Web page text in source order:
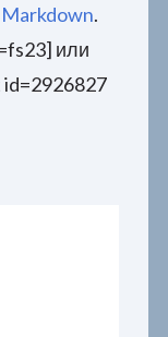
Markdown.
или